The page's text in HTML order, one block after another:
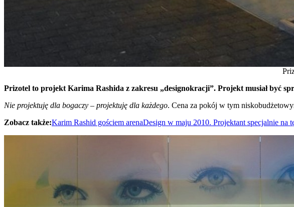
Prizotel to projekt Karima Rashida z zakresu „designokracji”. Projekt musiał być
Nie projektuję dla bogaczy – projektuję dla każdego. Cena za pokój w tym
Zobacz także:Karim Rashid gościem arenaDesign w maju 2010. Projektant specjalnie